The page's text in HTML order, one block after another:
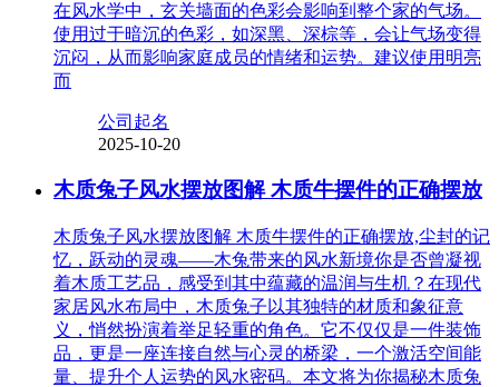
在风水学中，玄关墙面的色彩会影响到整个家的气场。
使用过于暗沉的色彩，如深黑、深棕等，会让气场变得
沉闷，从而影响家庭成员的情绪和运势。建议使用明亮
而
公司起名
2025-10-20
木质兔子风水摆放图解 木质牛摆件的正确摆放
木质兔子风水摆放图解 木质牛摆件的正确摆放,尘封的记
忆，跃动的灵魂——木兔带来的风水新境你是否曾凝视
着木质工艺品，感受到其中蕴藏的温润与生机？在现代
家居风水布局中，木质兔子以其独特的材质和象征意
义，悄然扮演着举足轻重的角色。它不仅仅是一件装饰
品，更是一座连接自然与心灵的桥梁，一个激活空间能
量、提升个人运势的风水密码。本文将为你揭秘木质兔